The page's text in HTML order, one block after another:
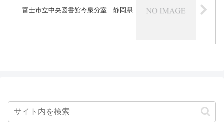
富士市立中央図書館今泉分室｜静岡県